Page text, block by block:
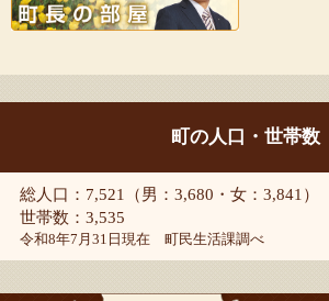
町の人口・世帯数
総人口：7,521（男：3,680・女：3,841）
世帯数：3,535
令和8年7月31日現在 町民生活課調べ